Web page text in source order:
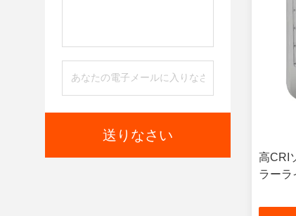
送りなさい
高CRI
ラーラ